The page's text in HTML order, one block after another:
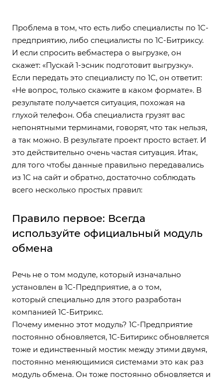
Проблема в том, что есть либо специалисты по 1С-
предприятию, либо специалисты по 1С-Битриксу.
И если спросить вебмастера о выгрузке, он
скажет: «Пускай 1-эсник подготовит выгрузку».
Если передать это специалисту по 1С, он ответит:
«Не вопрос, только скажите в каком формате». В
результате получается ситуация, похожая на
глухой телефон. Оба специалиста грузят вас
непонятными терминами, говорят, что так нельзя,
а так можно. В результате проект просто встает. И
это действительно очень частая ситуация. Итак,
для того чтобы данные правильно передавались
из 1С на сайт и обратно, достаточно соблюдать
всего несколько простых правил:
Правило первое: Всегда
используйте официальный модуль
обмена
Речь не о том модуле, который изначально
установлен в 1С-Предприятие, а о том,
который специально для этого разработан
компанией 1С-Битрикс.
Почему именно этот модуль? 1С-Предприятие
постоянно обновляется, 1С-Битирикс обновляется
тоже и единственный мостик между этими двумя,
постоянно меняющимися системами это как раз
модуль обмена. Он тоже постоянно обновляется и